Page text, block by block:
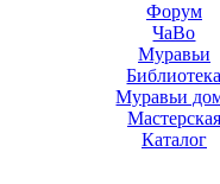
Форум
ЧаВо
Муравьи
Муравьи
Мастерская
Каталог